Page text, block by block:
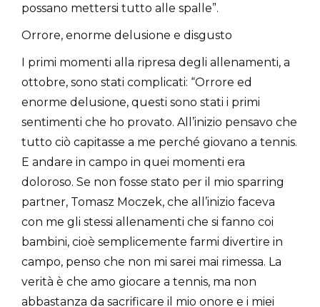
possano mettersi tutto alle spalle”.
Orrore, enorme delusione e disgusto
I primi momenti alla ripresa degli allenamenti, a
ottobre, sono stati complicati: “Orrore ed
enorme delusione, questi sono stati i primi
sentimenti che ho provato. All’inizio pensavo che
tutto ciò capitasse a me perché giovano a tennis.
E andare in campo in quei momenti era
doloroso. Se non fosse stato per il mio sparring
partner, Tomasz Moczek, che all’inizio faceva
con me gli stessi allenamenti che si fanno coi
bambini, cioè semplicemente farmi divertire in
campo, penso che non mi sarei mai rimessa. La
verità è che amo giocare a tennis, ma non
abbastanza da sacrificare il mio onore e i miei